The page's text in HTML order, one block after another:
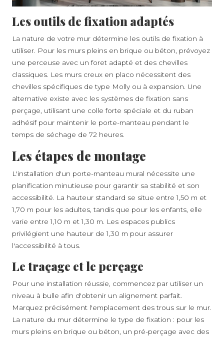
Les outils de fixation adaptés
La nature de votre mur détermine les outils de fixation à
utiliser. Pour les murs pleins en brique ou béton, prévoyez
une perceuse avec un foret adapté et des chevilles
classiques. Les murs creux en placo nécessitent des
chevilles spécifiques de type Molly ou à expansion. Une
alternative existe avec les systèmes de fixation sans
perçage, utilisant une colle forte spéciale et du ruban
adhésif pour maintenir le porte-manteau pendant le
temps de séchage de 72 heures.
Les étapes de montage
L'installation d'un porte-manteau mural nécessite une
planification minutieuse pour garantir sa stabilité et son
accessibilité. La hauteur standard se situe entre 1,50 m et
1,70 m pour les adultes, tandis que pour les enfants, elle
varie entre 1,10 m et 1,30 m. Les espaces publics
privilégient une hauteur de 1,30 m pour assurer
l'accessibilité à tous.
Le traçage et le perçage
Pour une installation réussie, commencez par utiliser un
niveau à bulle afin d'obtenir un alignement parfait.
Marquez précisément l'emplacement des trous sur le mur.
La nature du mur détermine le type de fixation : pour les
murs pleins en brique ou béton, un pré-perçage avec des